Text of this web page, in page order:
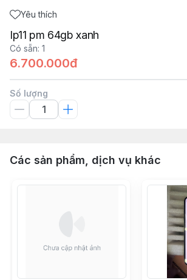
Yêu thích
Ip11 pm 64gb xanh
Có sẵn: 1
6.700.000đ
Số lượng
Các sản phẩm, dịch vụ khác